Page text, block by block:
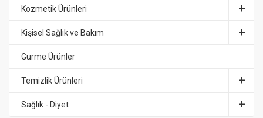
Kozmetik Ürünleri
Kişisel Sağlık ve Bakım
Gurme Ürünler
Temizlik Ürünleri
Sağlık - Diyet